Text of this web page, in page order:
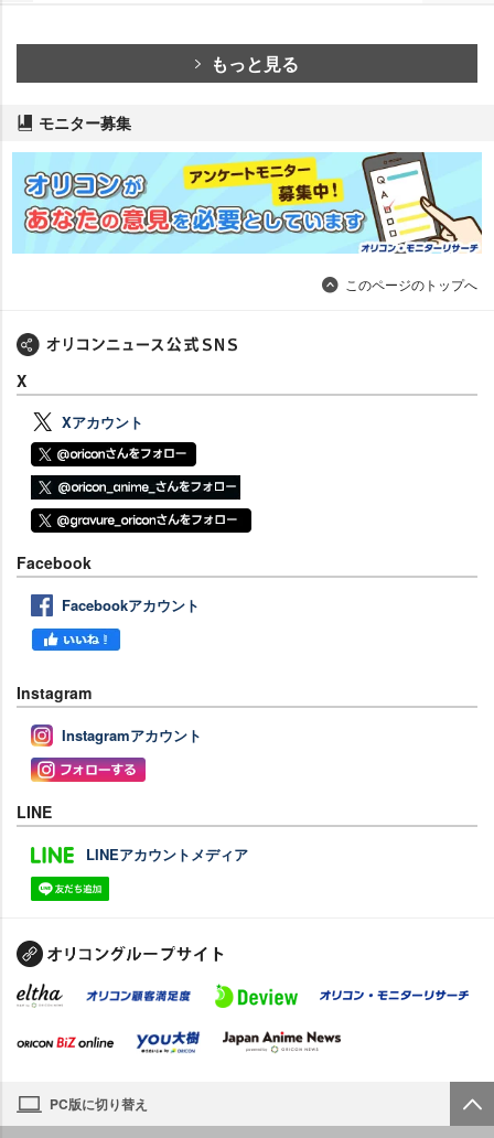
もっと見る
モニター募集
このページのトップへ
X
Xアカウント
Facebook
Facebookアカウント
Instagram
Instagramアカウント
LINE
LINEアカウントメディア
PC版に切り替え